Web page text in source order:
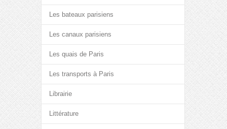
Les bateaux parisiens
Les canaux parisiens
Les quais de Paris
Les transports à Paris
Librairie
Littérature